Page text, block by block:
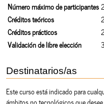
Número máximo de participantes
Créditos teóricos
Créditos prácticos
Validación de libre elección
3
Destinatarios/as
Este curso está indicado para